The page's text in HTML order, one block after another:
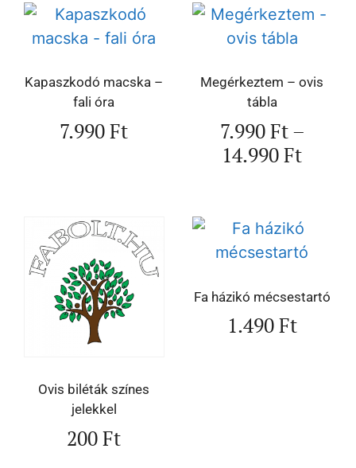
Kapaszkodó macska –
fali óra
7.990Ft
Megérkeztem – ovis
tábla
7.990Ft–
14.990Ft
Ovis biléták színes
jelekkel
200Ft
Fa házikó mécsestartó
1.490Ft